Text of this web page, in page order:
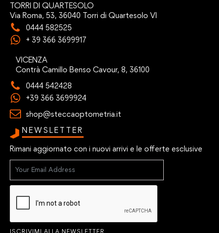
TORRI DI QUARTESOLO
Via Roma, 53, 36040 Torri di Quartesolo VI
0444 582525
+ 39 366 3699917
VICENZA
Contrà Camillo Benso Cavour, 8, 36100
0444 542428
+39 366 3699924
shop@steccaoptometria.it
NEWSLETTER
Rimani aggiornato con i nuovi arrivi e le offerte esclusive
ISCRIVIMI ALLA NEWSLETTER